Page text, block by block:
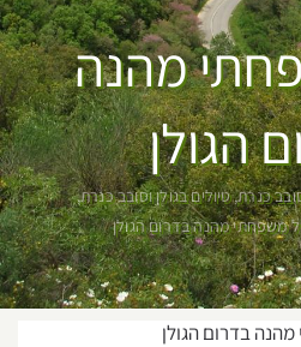
מהנה
הגולן
כנרת טיולים בגולן וסובב כנרת
משפחתי מהנה בדרום הגולן
מהנה בדרום הגולן